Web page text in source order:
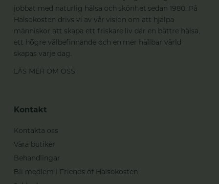
jobbat med naturlig hälsa och skönhet sedan 1980. På
Hälsokosten drivs vi av vår vision om att hjälpa
människor att skapa ett friskare liv där en bättre hälsa,
ett högre välbefinnande och en mer hållbar värld
skapas varje dag.
LÄS MER OM OSS
Kontakt
Kontakta oss
Våra butiker
Behandlingar
Bli medlem i Friends of Hälsokosten